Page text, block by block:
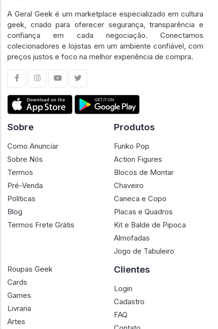
A Geral Geek é um marketplace especializado em cultura
geek, criado para oferecer segurança, transparência e
confiança em cada negociação. Conectamos
colecionadores e lojistas em um ambiente confiável, com
preços justos e foco na melhor experiência de compra.
Sobre
Como Anunciar
Sobre Nós
Termos
Pré-Venda
Políticas
Blog
Termos Frete Grátis
Produtos
Funko Pop
Action Figures
Blocos de Montar
Chaveiro
Caneca e Copo
Placas e Quadros
Kit e Balde de Pipoca
Almofadas
Jogo de Tabuleiro
Roupas Geek
Cards
Games
Livraria
Artes
Clientes
Login
Cadastro
FAQ